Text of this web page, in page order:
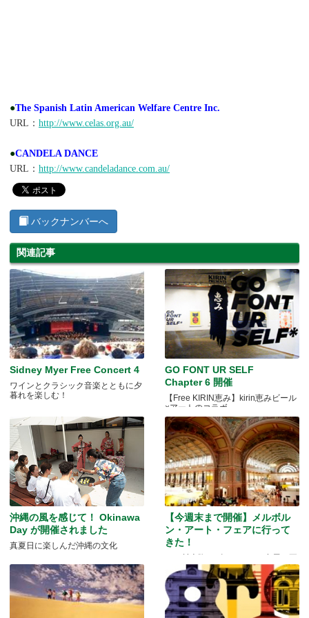
●The Spanish Latin American Welfare Centre Inc.
URL： http://www.celas.org.au/
●CANDELA DANCE
URL： http://www.candeladance.com.au/
バックナンバーへ
関連記事
Sidney Myer Free Concert 4
ワインとクラシック音楽とともに夕
暮れを楽しむ！
GO FONT UR SELF
Chapter 6 開催
【Free KIRIN恵み】kirin恵みビール
×アートのコラボ
沖縄の風を感じて！ Okinawa
Day が開催されました
真夏日に楽しんだ沖縄の文化
【今週末まで開催】メルボル
ン・アート・フェアに行って
きた！
あの村上隆のギャラリーも出展、要
チェック！